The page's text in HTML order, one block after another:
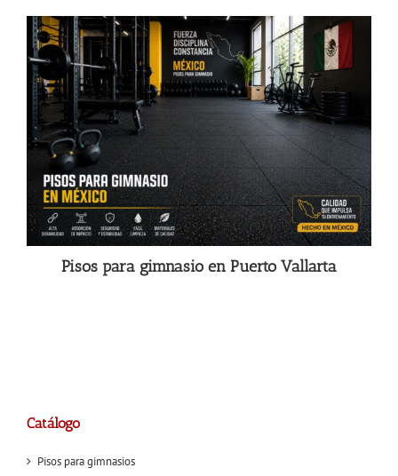
Pisos para gimnasio en Puerto Vallarta
Catálogo
Pisos para gimnasios